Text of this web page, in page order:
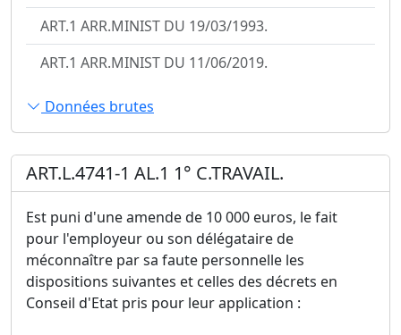
ART.1 ARR.MINIST DU 19/03/1993.
ART.1 ARR.MINIST DU 11/06/2019.
Données brutes
ART.L.4741-1 AL.1 1° C.TRAVAIL.
Est puni d'une amende de 10 000 euros, le fait
pour l'employeur ou son délégataire de
méconnaître par sa faute personnelle les
dispositions suivantes et celles des décrets en
Conseil d'Etat pris pour leur application :